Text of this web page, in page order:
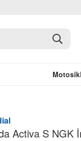
Activa S NGK